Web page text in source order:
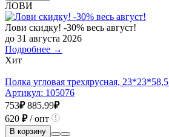
ЛОВИ
Лови скидку! -30% весь август!
до 31 августа 2026
Подробнее →
Хит
Полка угловая трехярусная,
Артикул: 105076
753₽ 885.99₽
620 ₽/ опт
В корзину